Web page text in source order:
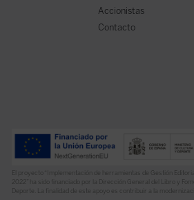
Accionistas
Contacto
El proyecto “Implementación de herramientas de Gestión
2022” ha sido financiado por la Dirección General del Libro y
Deporte. La finalidad de este apoyo es contribuir a la